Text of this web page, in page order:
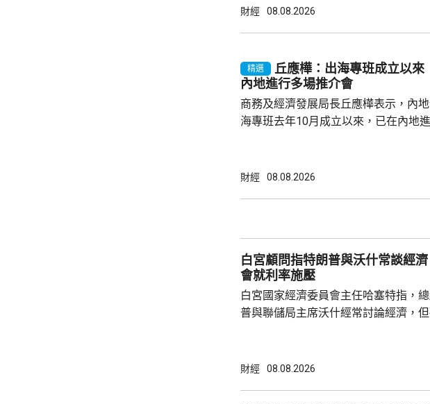
使用，相信會有更多人來港申請專利，
產出獨角獸企業，必須依賴其他市場，
灣區，及解決專利權方面弱點。盧煜
中大亦將把握北都帶來的機遇，已向政
財經 08.08.2026
精選
丘應樺：出海專班成立以
內地進行多場推介會
商務及經濟發展局長丘應樺表示，內
海專班去年10月成立以來，已在內地進
時，亦已帶同內地及香港企業隨團，簽
總部或公司，並在香港作籌融資，相
整體經濟有幫助，他下周出訪馬來...
財經 08.08.2026
白宮顧問指特朗普與沃什常談經
會就利率施壓
白宮國家經濟委員會主任哈塞特指，
普與聯儲局主席沃什經常討論經濟，但
什和特朗普長期以來關係非常密切，一
財經 08.08.2026